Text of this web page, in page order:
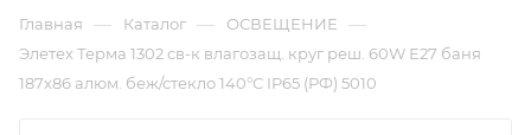
Главная — Каталог — ОСВЕЩЕНИЕ —
Элетех Терма 1302 св-к влагозащ. круг реш. 60W Е27 баня
187x86 алюм. беж/стекло 140°С IP65 (РФ) 5010